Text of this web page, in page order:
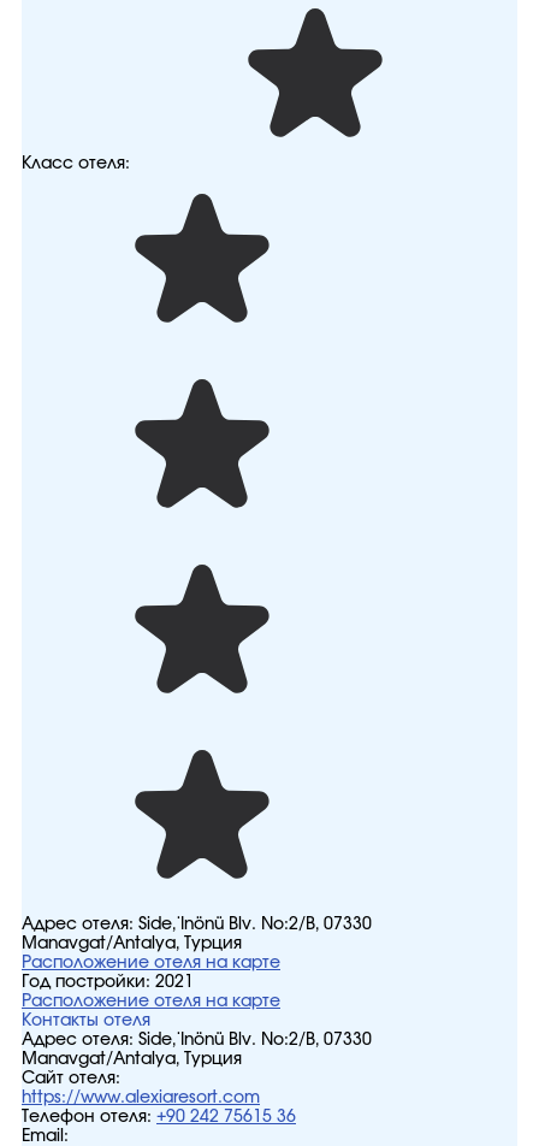
Класс отеля:
Адрес отеля: Side, İnönü Blv. No:2/B, 07330
Manavgat/Antalya, Турция
Расположение отеля на карте
Год постройки: 2021
Расположение отеля на карте
Контакты отеля
Адрес отеля: Side, İnönü Blv. No:2/B, 07330
Manavgat/Antalya, Турция
Сайт отеля:
https://www.alexiaresort.com
Телефон отеля: +90 242 75615 36
Email: